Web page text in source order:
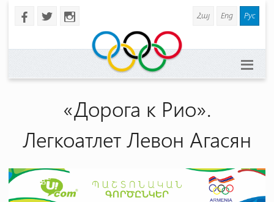
b a x Հայ Eng Рус
«Дорога к Рио».
Легкоатлет Левон Агасян